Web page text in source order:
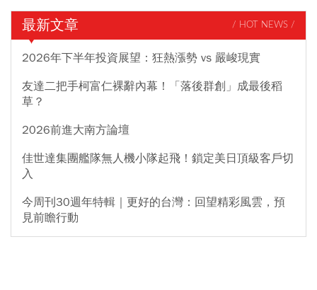
最新文章 / HOT NEWS /
2026年下半年投資展望：狂熱漲勢 vs 嚴峻現實
友達二把手柯富仁裸辭內幕！「落後群創」成最後稻
草？
2026前進大南方論壇
佳世達集團艦隊無人機小隊起飛！鎖定美日頂級客戶切
入
今周刊30週年特輯｜更好的台灣：回望精彩風雲，預
見前瞻行動